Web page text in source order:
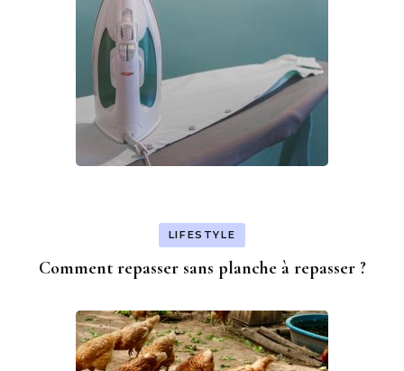
LIFESTYLE
Comment repasser sans planche à repasser ?